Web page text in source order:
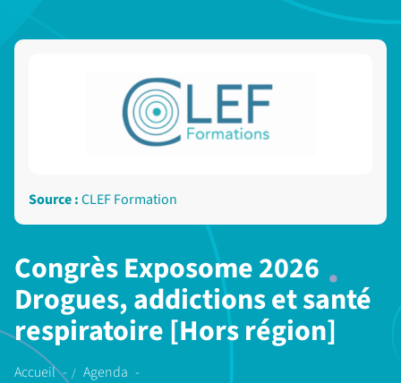
Congrès Exposome 2026
Drogues, addictions et santé
respiratoire [Hors région]
Accueil
Agenda
Source :CLEF Formation